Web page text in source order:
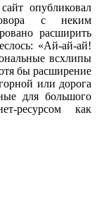
опубликовал
с неким
расширить
«Ай-ай-ай!
всхлипы
бы расширение
или дорога
для большого
ресурсом как